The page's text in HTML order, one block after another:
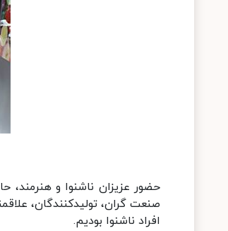
حضور عزیزان ناشنوا و هنرمند،
صنعت گران، تولیدکنندگان،
افراد ناشنوا بودیم.